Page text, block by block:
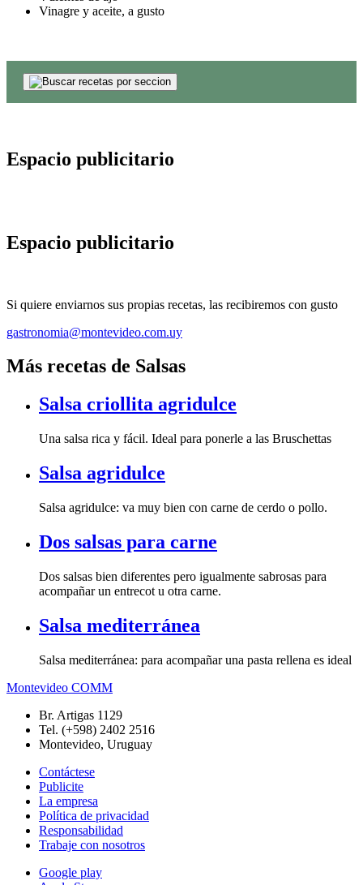
Vinagre y aceite, a gusto
Espacio publicitario
Espacio publicitario
Si quiere enviarnos sus propias recetas, las recibiremos con gusto
gastronomia@montevideo.com.uy
Más recetas de Salsas
Salsa criollita agridulce
Una salsa rica y fácil. Ideal para ponerle a las Bruschettas
Salsa agridulce
Salsa agridulce: va muy bien con carne de cerdo o pollo.
Dos salsas para carne
Dos salsas bien diferentes pero igualmente sabrosas para
acompañar un entrecot u otra carne.
Salsa mediterránea
Salsa mediterránea: para acompañar una pasta rellena es ideal
Montevideo COMM
Br. Artigas 1129
Tel. (+598) 2402 2516
Montevideo, Uruguay
Contáctese
Publicite
La empresa
Política de privacidad
Responsabilidad
Trabaje con nosotros
Google play